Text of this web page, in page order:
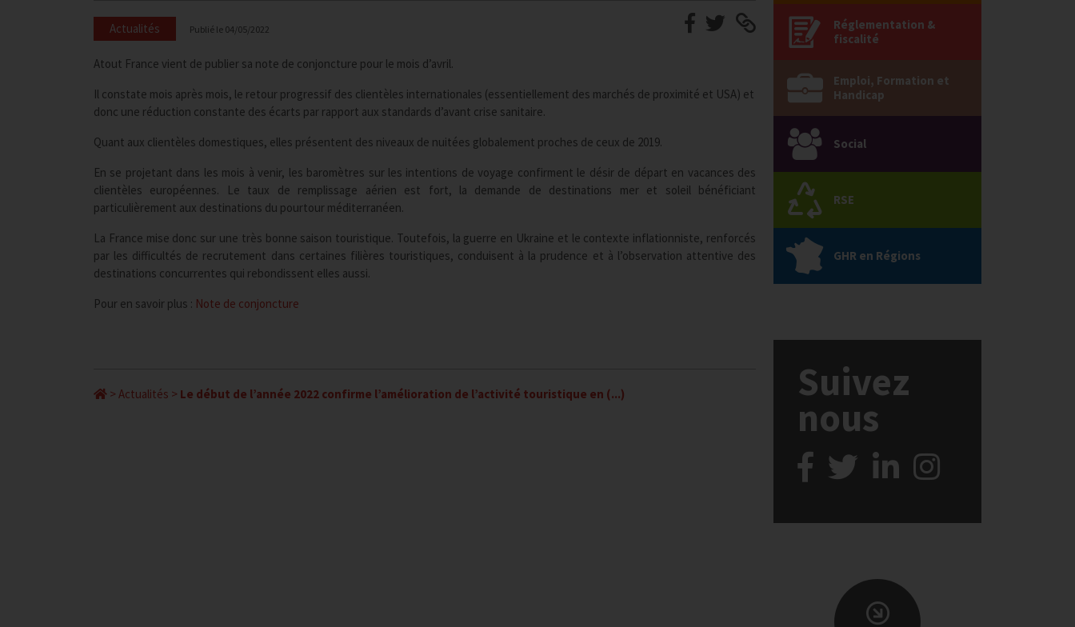
Actualités Publié le 04/05/2022
Atout France vient de publier sa note de conjoncture pour le mois d’avril.
Il constate mois après mois, le retour progressif des clientèles internationales (essentiellement des marchés de proximité et USA) et
donc une réduction constante des écarts par rapport aux standards d’avant crise sanitaire.
Quant aux clientèles domestiques, elles présentent des niveaux de nuitées globalement proches de ceux de 2019.
En se projetant dans les mois à venir, les baromètres sur les intentions de voyage confirment le désir de départ en vacances des
clientèles européennes. Le taux de remplissage aérien est fort, la demande de destinations mer et soleil bénéficiant
particulièrement aux destinations du pourtour méditerranéen.
La France mise donc sur une très bonne saison touristique. Toutefois, la guerre en Ukraine et le contexte inflationniste, renforcés
par les difficultés de recrutement dans certaines filières touristiques, conduisent à la prudence et à l’observation attentive des
destinations concurrentes qui rebondissent elles aussi.
Pour en savoir plus : Note de conjoncture
> Actualités > Le début de l’année 2022 confirme l’amélioration de l’activité touristique en (...)
Réglementation &
fiscalité
Emploi, Formation et
Handicap
Social
RSE
GHR en Régions
Suivez
nous